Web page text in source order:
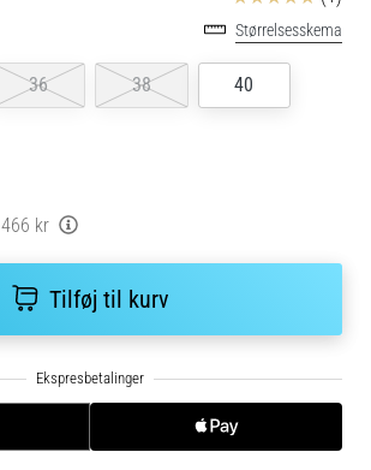
Størrelsesskema
36 38 40
466 kr
Tilføj til kurv